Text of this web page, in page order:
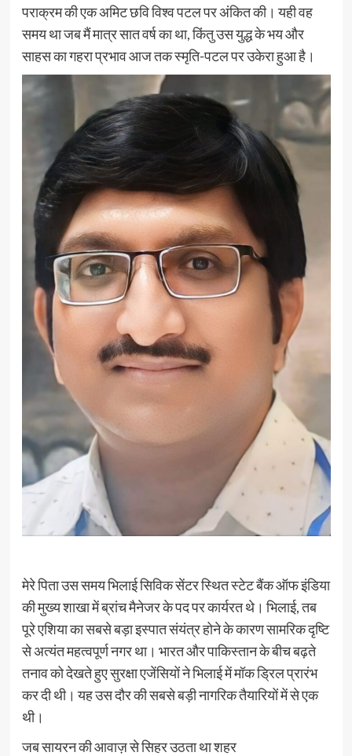
पराक्रम की एक अमिट छवि विश्व पटल पर अंकित की। यही वह
समय था जब मैं मात्र सात वर्ष का था, किंतु उस युद्ध के भय और
साहस का गहरा प्रभाव आज तक स्मृति-पटल पर उकेरा हुआ है।
मेरे पिता उस समय भिलाई सिविक सेंटर स्थित स्टेट बैंक ऑफ इंडिया
की मुख्य शाखा में ब्रांच मैनेजर के पद पर कार्यरत थे। भिलाई, तब
पूरे एशिया का सबसे बड़ा इस्पात संयंत्र होने के कारण सामरिक दृष्टि
से अत्यंत महत्वपूर्ण नगर था। भारत और पाकिस्तान के बीच बढ़ते
तनाव को देखते हुए सुरक्षा एजेंसियों ने भिलाई में मॉक ड्रिल प्रारंभ
कर दी थी। यह उस दौर की सबसे बड़ी नागरिक तैयारियों में से एक
थी।
जब सायरन की आवाज़ से सिहर उठता था शहर